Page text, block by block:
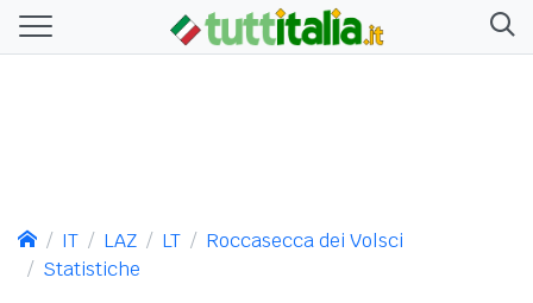
IT LAZ LT
Roccasecca dei Volsci
Statistiche